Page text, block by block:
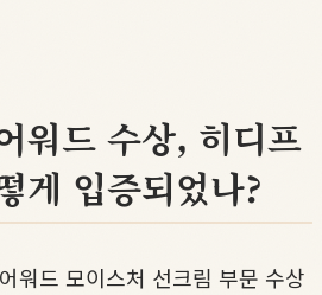
워드 수상, 히디프
게 입증되었나?
워드 모이스처 선크림 부문 수상